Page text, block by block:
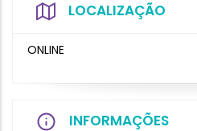
LOCALIZAÇÃO
ONLINE
INFORMAÇÕES